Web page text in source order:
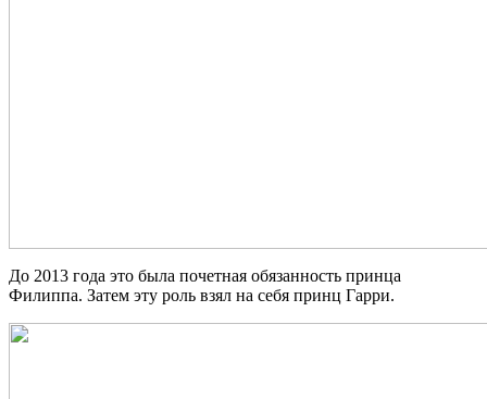
До 2013 года это была почетная обязанность принца
Филиппа. Затем эту роль взял на себя принц Гарри.